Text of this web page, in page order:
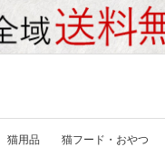
猫用品 猫フード・おやつ